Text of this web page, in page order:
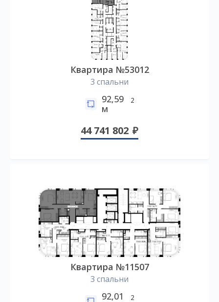
Квартира №53012
3 спальни
92,59
м
2
44 741 802
Квартира №11507
3 спальни
92,01
2